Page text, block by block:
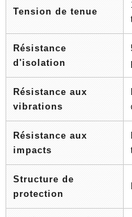
Tension de tenue
Résistance
d'isolation
Résistance aux
vibrations
Résistance aux
impacts
Structure de
protection